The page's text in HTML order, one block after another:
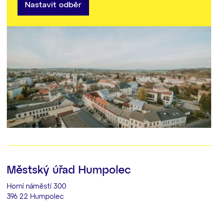
Nastavit odběr
Městský úřad Humpolec
Horní náměstí 300
396 22 Humpolec